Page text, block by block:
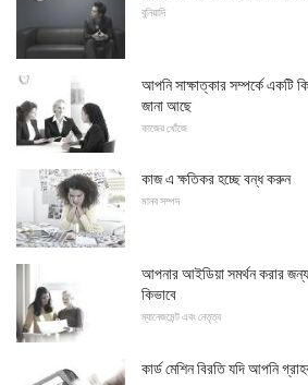
বুনিয়াদি
আপনি সাক্ষাত্কার সম্পর্কে একটি
জানা আছে
কাজের খোঁজে
কাজ এ ক্ষতিকর হচ্ছে বন্ধ করুন
মানব সম্পদ
আপনার আইডিয়া সমর্থন করার
কিভাবে
ম্যানেজমেন্ট এবং নেতৃত্ব
কার্ড মেশিন বিরতি যদি আপনি